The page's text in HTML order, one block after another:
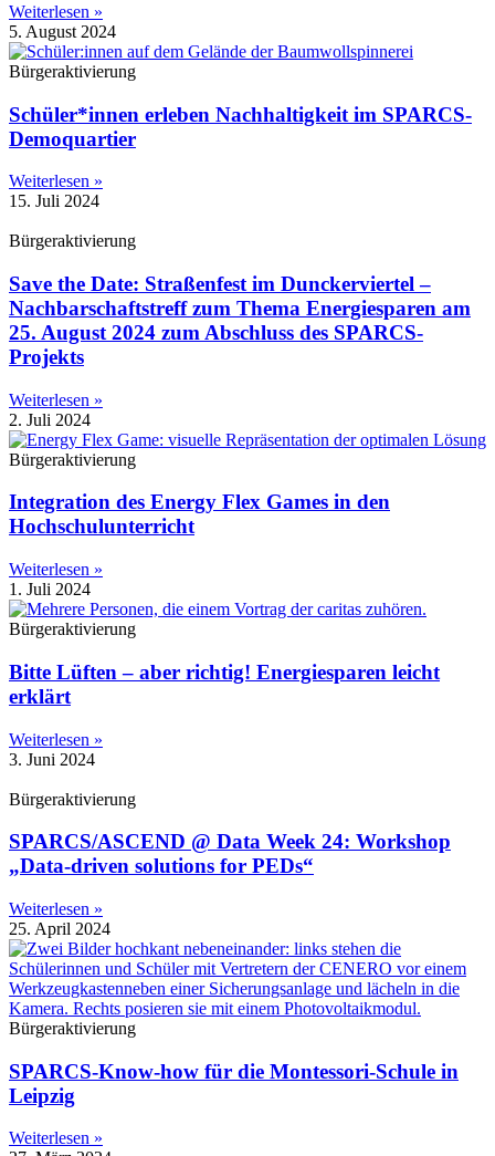
Weiterlesen »
5. August 2024
Bürgeraktivierung
Schüler*innen erleben Nachhaltigkeit im SPARCS-
Demoquartier
Weiterlesen »
15. Juli 2024
Bürgeraktivierung
Save the Date: Straßenfest im Dunckerviertel –
Nachbarschaftstreff zum Thema Energiesparen am
25. August 2024 zum Abschluss des SPARCS-
Projekts
Weiterlesen »
2. Juli 2024
Bürgeraktivierung
Integration des Energy Flex Games in den
Hochschulunterricht
Weiterlesen »
1. Juli 2024
Bürgeraktivierung
Bitte Lüften – aber richtig! Energiesparen leicht
erklärt
Weiterlesen »
3. Juni 2024
Bürgeraktivierung
SPARCS/ASCEND @ Data Week 24: Workshop
„Data-driven solutions for PEDs“
Weiterlesen »
25. April 2024
Bürgeraktivierung
SPARCS-Know-how für die Montessori-Schule in
Leipzig
Weiterlesen »